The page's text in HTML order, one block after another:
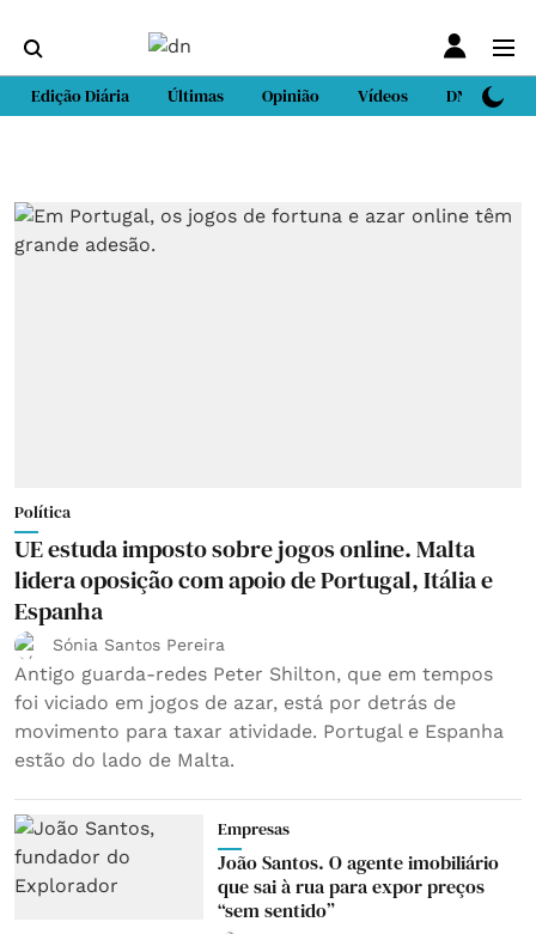
Edição Diária Últimas Opinião Vídeos DN Sport
Política
UE estuda imposto sobre jogos online. Malta
lidera oposição com apoio de Portugal, Itália e
Espanha
Sónia Santos Pereira
Antigo guarda-redes Peter Shilton, que em tempos
foi viciado em jogos de azar, está por detrás de
movimento para taxar atividade. Portugal e Espanha
estão do lado de Malta.
Empresas
João Santos. O agente imobiliário
que sai à rua para expor preços
“sem sentido”